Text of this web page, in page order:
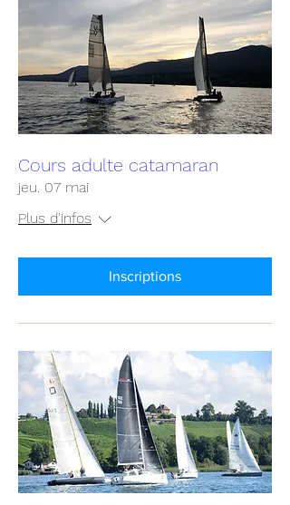
Cours adulte catamaran
jeu. 07 mai
Plus d'infos
Inscriptions